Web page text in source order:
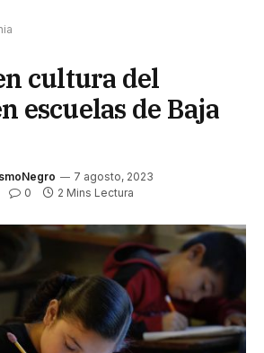
cultura del
escuelas de Baja
7 agosto, 2023
0 2 Mins Lectura